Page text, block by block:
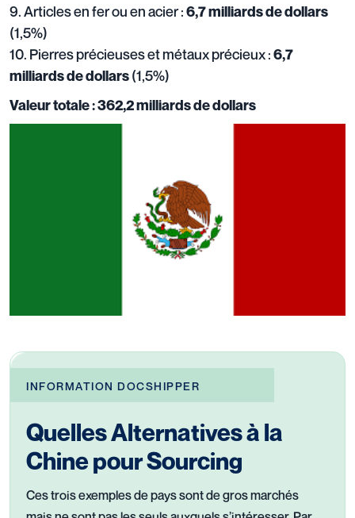
9. Articles en fer ou en acier :6,7 milliards de dollars
(1,5%)
10. Pierres précieuses et métaux précieux :6,7
milliards de dollars(1,5%)
Valeur totale : 362,2 milliards de dollars
INFORMATION DOCSHIPPER
Quelles Alternatives à la
Chine pour Sourcing
Ces trois exemples de pays sont de gros marchés